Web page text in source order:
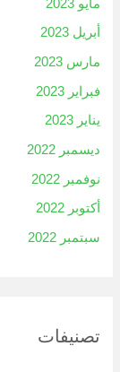
مايو 2023
أبريل 2023
مارس 2023
فبراير 2023
يناير 2023
ديسمبر 2022
نوفمبر 2022
أكتوبر 2022
سبتمبر 2022
تصنيفات